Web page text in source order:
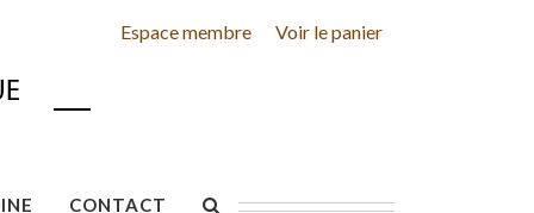
Espace membre Voir le panier
CONTACT